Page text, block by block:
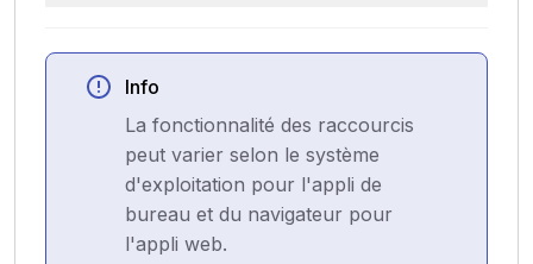
Info
La fonctionnalité des raccourcis
peut varier selon le système
d'exploitation pour l'appli de
bureau et du navigateur pour
l'appli web.